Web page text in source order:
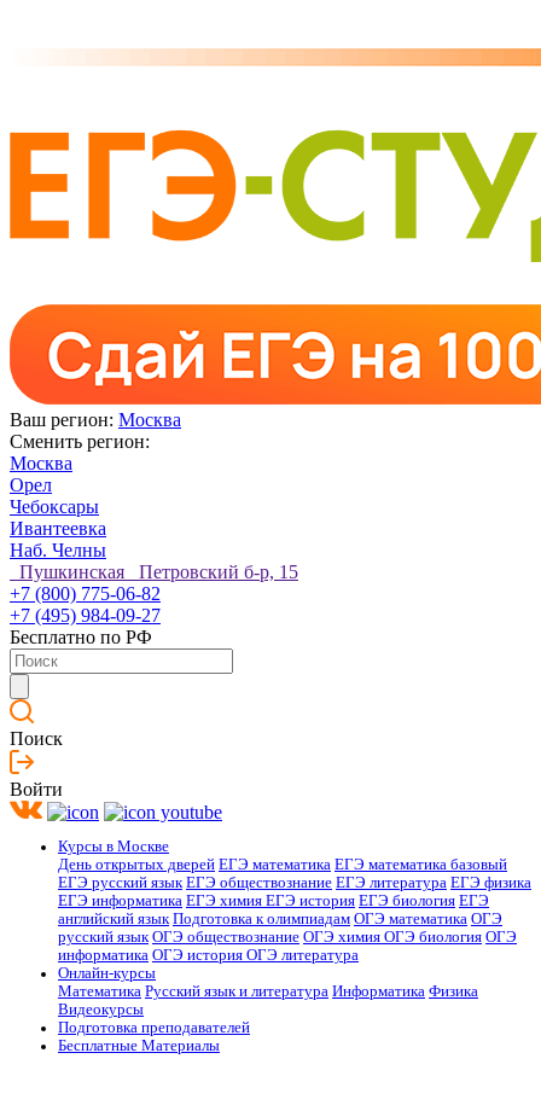
Ваш регион: Москва
Сменить регион:
Москва
Орел
Чебоксары
Ивантеевка
Наб. Челны
Пушкинская Петровский б-р, 15
+7 (800) 775-06-82
+7 (495) 984-09-27
Бесплатно по РФ
Поиск
Войти
Курсы в Москве
День открытых дверей ЕГЭ математика ЕГЭ математика базовый
ЕГЭ русский язык ЕГЭ обществознание ЕГЭ литература ЕГЭ физика
ЕГЭ информатика ЕГЭ химия ЕГЭ история ЕГЭ биология ЕГЭ
английский язык Подготовка к олимпиадам ОГЭ математика ОГЭ
русский язык ОГЭ обществознание ОГЭ химия ОГЭ биология ОГЭ
информатика ОГЭ история ОГЭ литература
Онлайн-курсы
Математика Русский язык и литература Информатика Физика
Видеокурсы
Подготовка преподавателей
Бесплатные Материалы